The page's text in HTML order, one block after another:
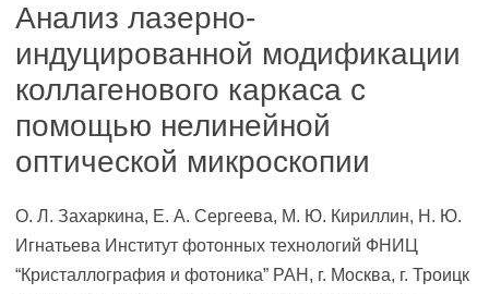
Анализ лазерно-
индуцированной модификации
коллагенового каркаса с
помощью нелинейной
оптической микроскопии
О. Л. Захаркина, Е. А. Сергеева, М. Ю. Кириллин, Н. Ю.
Игнатьева Институт фотонных технологий ФНИЦ
“Кристаллография и фотоника” РАН, г. Москва, г. Троицк